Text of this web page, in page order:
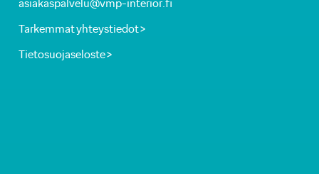
asiakaspalvelu@vmp-interior.fi
Tarkemmat yhteystiedot >
Tietosuojaseloste >